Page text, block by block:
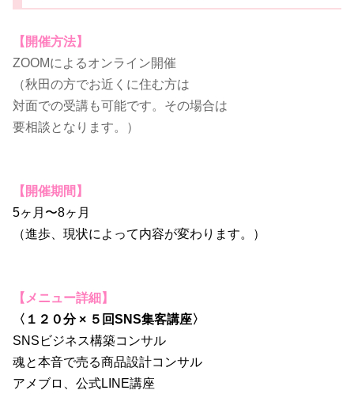
【開催方法】
ZOOMによるオンライン開催
（秋田の方でお近くに住む方は
対面での受講も可能です。その場合は
要相談となります。）
【開催期間】
5ヶ月〜8ヶ月
（進歩、現状によって内容が変わります。）
【メニュー詳細】
〈１２０分 × ５回SNS集客講座〉
SNSビジネス構築コンサル
魂と本音で売る商品設計コンサル
アメブロ、公式LINE講座